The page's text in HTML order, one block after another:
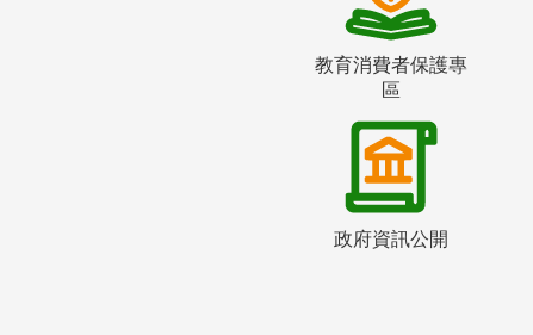
教育消費者保護專
區
政府資訊公開